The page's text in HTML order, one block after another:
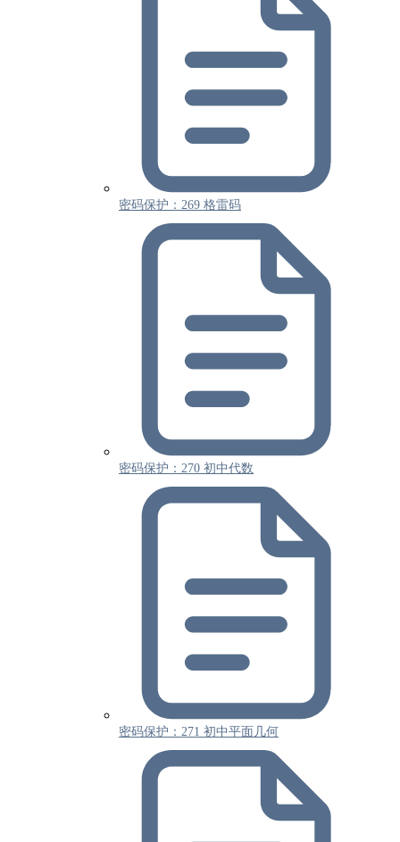
密码保护：269 格雷码
密码保护：270 初中代数
密码保护：271 初中平面几何